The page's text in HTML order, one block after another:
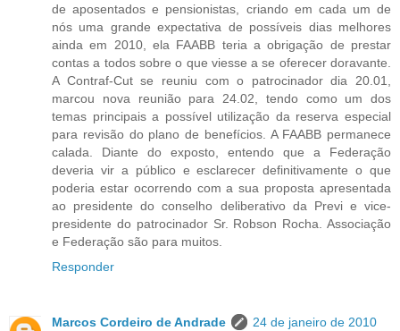
de aposentados e pensionistas, criando em cada um de
nós uma grande expectativa de possíveis dias melhores
ainda em 2010, ela FAABB teria a obrigação de prestar
contas a todos sobre o que viesse a se oferecer doravante.
A Contraf-Cut se reuniu com o patrocinador dia 20.01,
marcou nova reunião para 24.02, tendo como um dos
temas principais a possível utilização da reserva especial
para revisão do plano de benefícios. A FAABB permanece
calada. Diante do exposto, entendo que a Federação
deveria vir a público e esclarecer definitivamente o que
poderia estar ocorrendo com a sua proposta apresentada
ao presidente do conselho deliberativo da Previ e vice-
presidente do patrocinador Sr. Robson Rocha. Associação
e Federação são para muitos.
Responder
Marcos Cordeiro de Andrade
24 de janeiro de 2010